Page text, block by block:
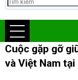
Cuộc gặp gỡ
và Việt Nam